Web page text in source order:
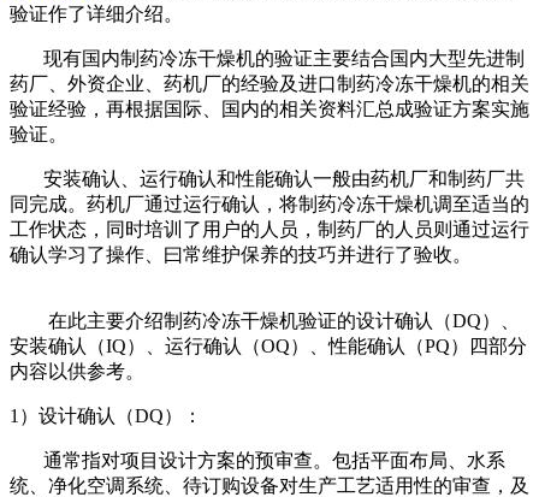
验证作了详细介绍。
现有国内制药冷冻干燥机的验证主要结合国内大型先进制
药厂、外资企业、药机厂的经验及进口制药冷冻干燥机的相关
验证经验，再根据国际、国内的相关资料汇总成验证方案实施
验证。
安装确认、运行确认和性能确认一般由药机厂和制药厂共
同完成。药机厂通过运行确认，将制药冷冻干燥机调至适当的
工作状态，同时培训了用户的人员，制药厂的人员则通过运行
确认学习了操作、曰常维护保养的技巧并进行了验收。
在此主要介绍制药冷冻干燥机验证的设计确认（DQ）、
安装确认（IQ）、运行确认（OQ）、性能确认（PQ）四部分
内容以供参考。
1）设计确认（DQ）：
通常指对项目设计方案的预审查。包括平面布局、水系
统、净化空调系统、待订购设备对生产工艺适用性的审查，及